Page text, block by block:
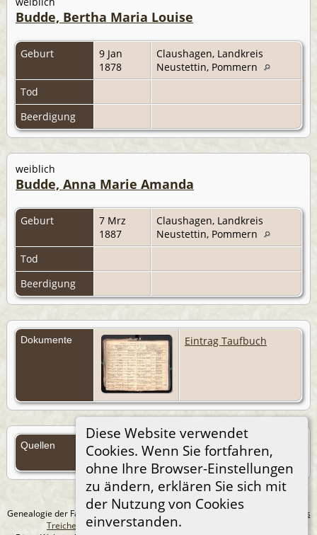
Diese Website verwendet
Cookies. Wenn Sie fortfahren,
ohne Ihre Browser-Einstellungen
zu ändern, erklären Sie sich mit
der Nutzung von Cookies
einverstanden.
Budde, Bertha Maria Louise
Geburt
9 Jan
1878
Claushagen, Landkreis
Neustettin, Pommern
Tod
Beerdigung
weiblich
Budde, Anna Marie Amanda
Geburt
7 Mrz
1887
Claushagen, Landkreis
Neustettin, Pommern
Tod
Beerdigung
Dokumente Eintrag Taufbuch
Quellen
Quellen (Anmelden)
Genealogie der Familie Treichel aus Berlin. - erstellt und betreut von
Andreas
Treichel
Copyright © 2014-2026 Alle Rechte vorbehalten.